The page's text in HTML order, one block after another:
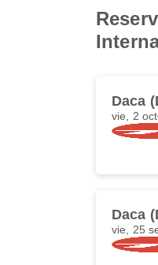
Daca
vie, 2 oct
Daca
vie, 25